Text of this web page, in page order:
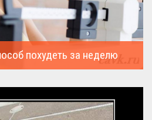
похудеть за неделю
всегда...